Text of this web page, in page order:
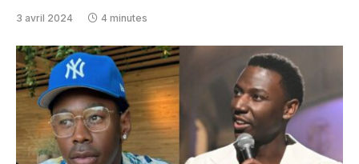
3 avril 2024 4 minutes